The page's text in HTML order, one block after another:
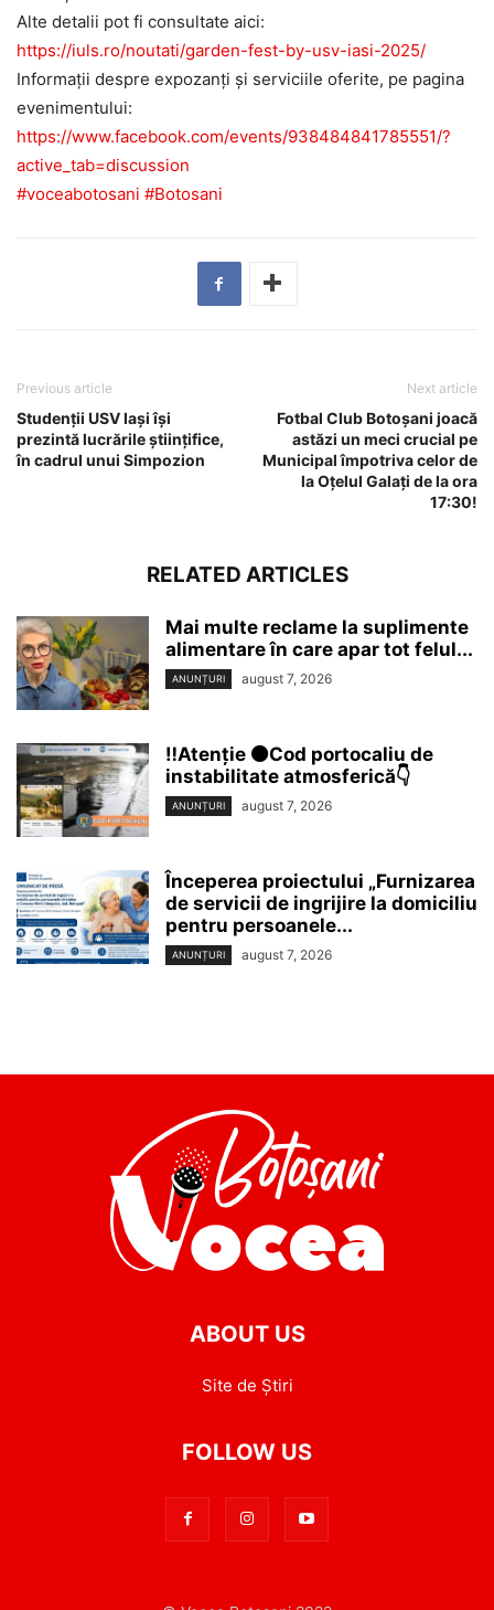
Alte detalii pot fi consultate aici:
https://iuls.ro/noutati/garden-fest-by-usv-iasi-2025/
Informații despre expozanți și serviciile oferite, pe pagina
evenimentului:
https://www.facebook.com/events/938484841785551/?
active_tab=discussion
#voceabotosani #Botosani
Previous article
Studenții USV Iași își
prezintă lucrările științifice,
în cadrul unui Simpozion
Next article
Fotbal Club Botoșani joacă
astăzi un meci crucial pe
Municipal împotriva celor de
la Oțelul Galați de la ora
17:30!
RELATED ARTICLES
Mai multe reclame la suplimente
alimentare în care apar tot felul...
ANUNȚURI august 7, 2026
‼️Atenție 🟠Cod portocaliu de
instabilitate atmosferică👇
ANUNȚURI august 7, 2026
Începerea proiectului „Furnizarea
de servicii de ingrijire la domiciliu
pentru persoanele...
ANUNȚURI august 7, 2026
ABOUT US
Site de Știri
FOLLOW US